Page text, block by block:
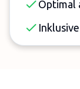
Optimal